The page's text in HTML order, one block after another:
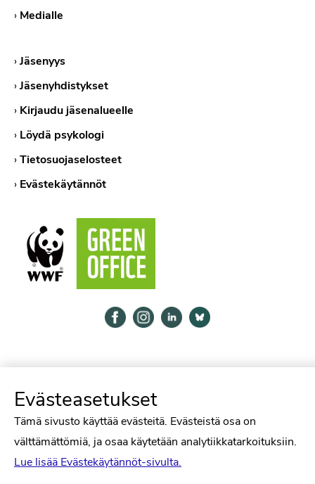
› Medialle
›Jäsenyys
›Jäsenyhdistykset
› Kirjaudu jäsenalueelle
› Löydä psykologi
›Tietosuojaselosteet
› Evästekäytännöt
Evästeasetukset
Tämä sivusto käyttää evästeitä. Evästeistä osa on
välttämättömiä, ja osaa käytetään analytiikkatarkoituksiin.
Lue lisää Evästekäytännöt-sivulta.